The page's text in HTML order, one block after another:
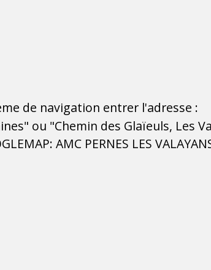
de navigation entrer l'adresse :
ou "Chemin des Glaïeuls, Les
AMC PERNES LES